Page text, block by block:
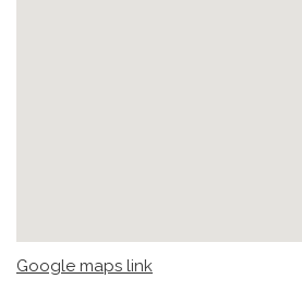
Google maps link